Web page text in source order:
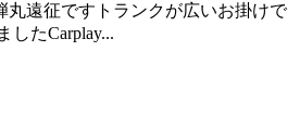
丸遠征ですトランクが広いお掛けで
したCarplay...